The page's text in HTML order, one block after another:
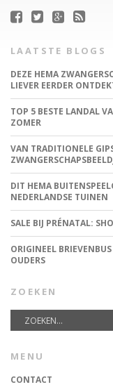
LAATSTE BLOGS
DEZE HEMA
LIEVER EERDER
TOP 5 BESTE LANDAL
ZOMER
VAN TRADITIONELE
DIT HEMA
NEDERLANDSE TUINEN
SALE BIJ PRÉNATAL:
ORIGINEEL
OUDERS
ZOEKEN
MENU
CONTACT